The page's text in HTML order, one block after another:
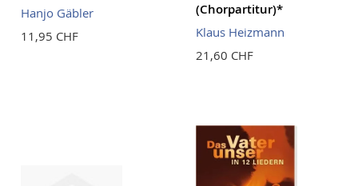
Hanjo Gäbler
11,95 CHF
(Chorpartitur)*
Klaus Heizmann
21,60 CHF